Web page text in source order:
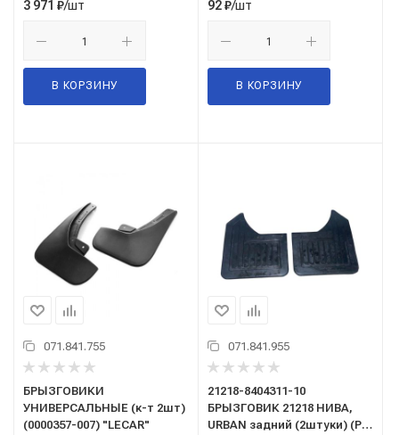
3 971 ₽/шт
В КОРЗИНУ
92₽/шт
В КОРЗИНУ
071.841.755
БРЫЗГОВИКИ
УНИВЕРСАЛЬНЫЕ (к-т 2шт)
(0000357-007) "LECAR"
071.841.955
21218-8404311-10
БРЫЗГОВИК 21218 НИВА,
URBAN задний (2штуки) (РК